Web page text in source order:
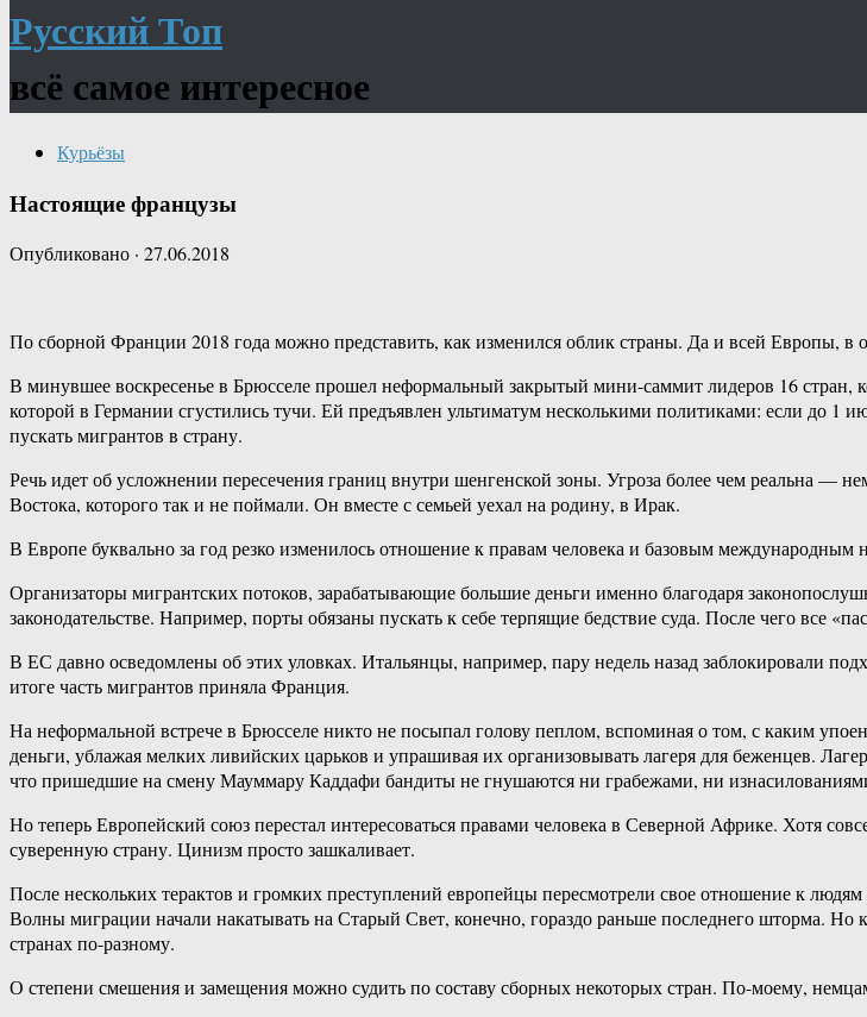
Русский Топ
всё самое интересное
Курьёзы
Настоящие французы
Опубликовано · 27.06.2018
По сборной Франции 2018 года можно представить, как изменился облик страны. Да и всей Европы, в
В минувшее воскресенье в Брюсселе прошел неформальный закрытый мини-саммит лидеров 16
которой в Германии сгустились тучи. Ей предъявлен ультиматум несколькими политиками: если до
пускать мигрантов в страну.
Речь идет об усложнении пересечения границ внутри шенгенской зоны. Угроза более чем реальна —
Востока, которого так и не поймали. Он вместе с семьей уехал на родину, в Ирак.
В Европе буквально за год резко изменилось отношение к правам человека и базовым международным
Организаторы мигрантских потоков, зарабатывающие большие деньги именно благодаря
законодательстве. Например, порты обязаны пускать к себе терпящие бедствие суда. После чего все
В ЕС давно осведомлены об этих уловках. Итальянцы, например, пару недель назад заблокировали
итоге часть мигрантов приняла Франция.
На неформальной встрече в Брюсселе никто не посыпал голову пеплом, вспоминая о том, с каким
деньги, ублажая мелких ливийских царьков и упрашивая их организовывать лагеря для беженцев.
что пришедшие на смену Мауммару Каддафи бандиты не гнушаются ни грабежами, ни
Но теперь Европейский союз перестал интересоваться правами человека в Северной Африке. Хотя
суверенную страну. Цинизм просто зашкаливает.
После нескольких терактов и громких преступлений европейцы пересмотрели свое отношение к
Волны миграции начали накатывать на Старый Свет, конечно, гораздо раньше последнего шторма.
странах по-разному.
О степени смешения и замещения можно судить по составу сборных некоторых стран. По-моему,